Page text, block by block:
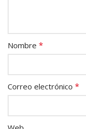
Nombre *
Correo electrónico *